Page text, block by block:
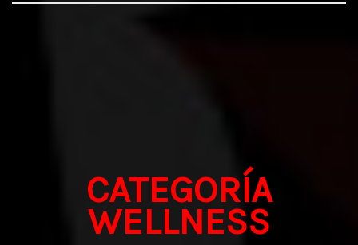
CATEGORÍA
WELLNESS